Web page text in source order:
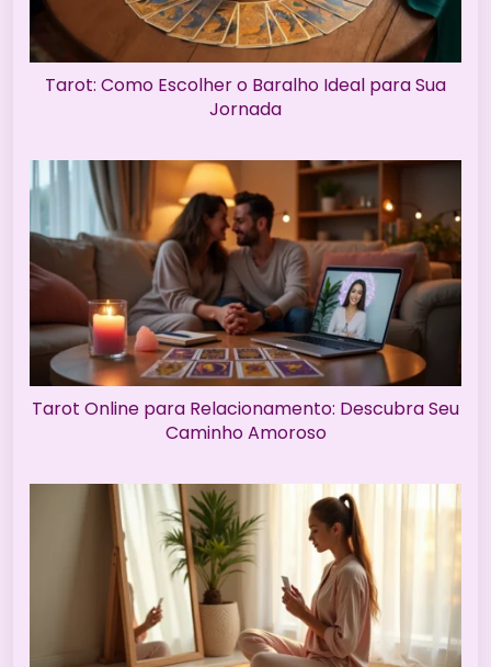
Tarot: Como Escolher o Baralho Ideal para Sua
Jornada
Tarot Online para Relacionamento: Descubra Seu
Caminho Amoroso